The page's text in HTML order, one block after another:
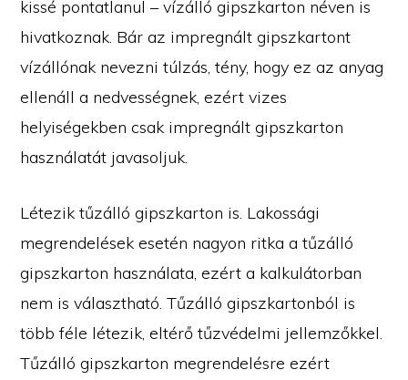
kissé pontatlanul – vízálló gipszkarton néven is
hivatkoznak. Bár az impregnált gipszkartont
vízállónak nevezni túlzás, tény, hogy ez az anyag
ellenáll a nedvességnek, ezért vizes
helyiségekben csak impregnált gipszkarton
használatát javasoljuk.
Létezik tűzálló gipszkarton is. Lakossági
megrendelések esetén nagyon ritka a tűzálló
gipszkarton használata, ezért a kalkulátorban
nem is választható. Tűzálló gipszkartonból is
több féle létezik, eltérő tűzvédelmi jellemzőkkel.
Tűzálló gipszkarton megrendelésre ezért